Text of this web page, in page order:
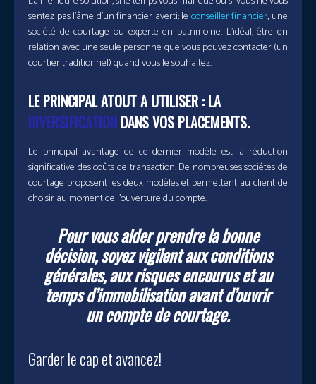
sentez pas l’âme d’un financier averti; le conseiller financier, une
société de courtage ou experte en patrimoine. L’idéal, être en
relation avec une seule personne que vous pouvez contacter (un
courtier traditionnel) quand vous le souhaitez.
LE PRINCIPAL ATOUT A UTILISER : LA
DIVERSIFICATION DANS VOS PLACEMENTS.
Le principal avantage de ce dernier modèle est la réduction
significative des coûts de transaction. De nombreuses sociétés de
courtage proposent les deux modèles et permettent au client de
choisir au moment de l’ouverture du compte.
Pour vous aider prendre la bonne
décision, soyez vigilent aux conditions
générales, aux risques encourus et au
temps d’immobilisation avant d’ouvrir
un compte de courtage.
Garder le cap et avancez!